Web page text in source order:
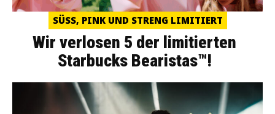
SÜSS, PINK UND STRENG LIMITIERT
Wir verlosen 5 der limitierten
Starbucks Bearistas™!